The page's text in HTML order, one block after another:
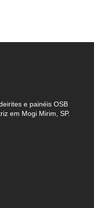
e painéis OSB
em Mogi Mirim, SP.